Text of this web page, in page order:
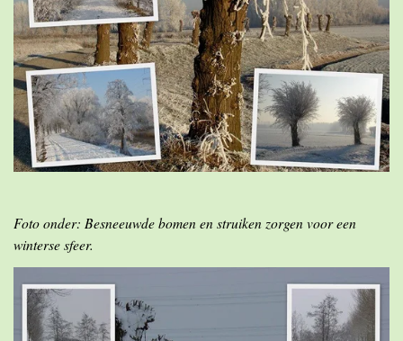
Foto onder: Besneeuwde bomen en struiken zorgen voor een
winterse sfeer.